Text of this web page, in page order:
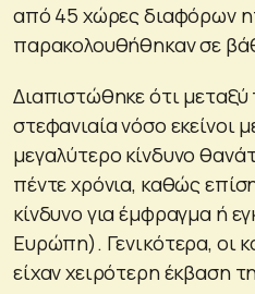
από 45 χώρες διαφόρων
παρακολουθήθηκαν σε
Διαπιστώθηκε ότι
στεφανιαία νόσο εκείνοι
μεγαλύτερο κίνδυνο
πέντε χρόνια, καθώς
κίνδυνο για έμφραγμα ή
Ευρώπη). Γενικότερα, οι
είχαν χειρότερη έκβαση